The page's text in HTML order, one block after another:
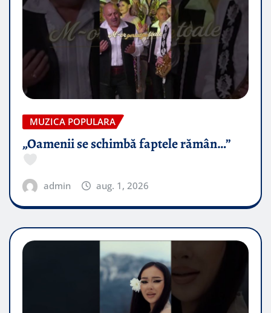
MUZICA POPULARA
„Oamenii se schimbă faptele rămân…”
admin aug. 1, 2026